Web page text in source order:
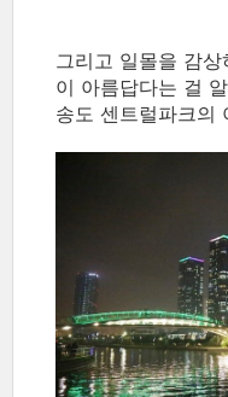
그리고 일몰을 감
이 아름답다는 걸
송도 센트럴파크의